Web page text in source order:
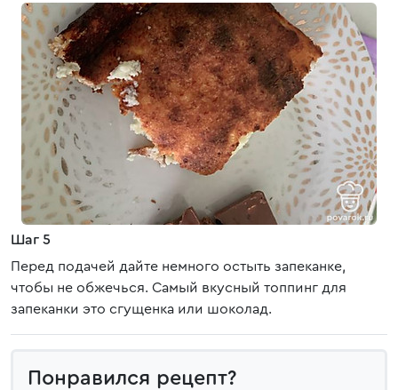
Шаг 5
Перед подачей дайте немного остыть запеканке,
чтобы не обжечься. Самый вкусный топпинг для
запеканки это сгущенка или шоколад.
Понравился рецепт?